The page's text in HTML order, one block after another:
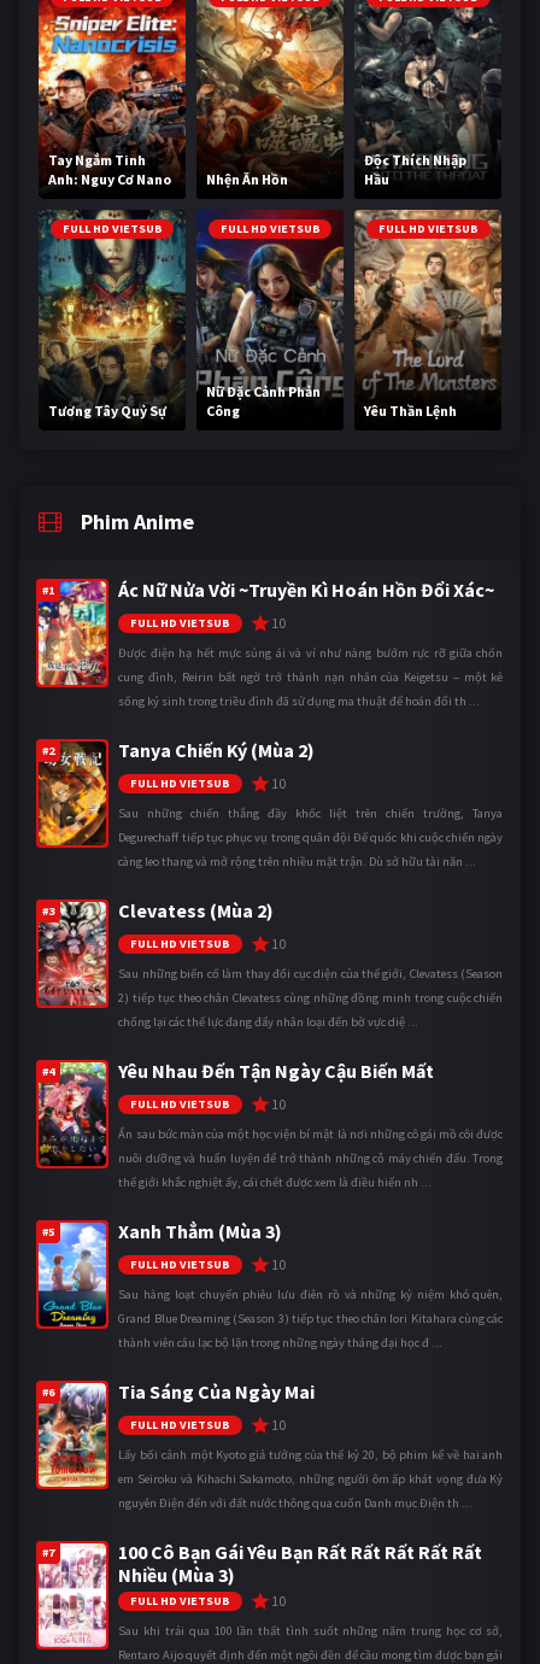
Tay Ngắm Tinh
Anh: Nguy Cơ Nano
Nhện Ăn Hồn
Độc Thích Nhập
Hầu
FULL HD VIETSUB
Tương Tây Quỷ Sự
FULL HD VIETSUB
Nữ Đặc Cảnh Phản
Công
FULL HD VIETSUB
Yêu Thần Lệnh
Phim Anime
#1 Ác Nữ Nửa Vời ~Truyền Kì Hoán Hồn Đổi Xác~
FULL HD VIETSUB 10
Được điện hạ hết mực sủng ái và ví như nàng bướm rực rỡ giữa chốn
cung đình, Reirin bất ngờ trở thành nạn nhân của Keigetsu – một kẻ
sống ký sinh trong triều đình đã sử dụng ma thuật để hoán đổi th ...
#2 Tanya Chiến Ký (Mùa 2)
FULL HD VIETSUB 10
Sau những chiến thắng đầy khốc liệt trên chiến trường, Tanya
Degurechaff tiếp tục phục vụ trong quân đội Đế quốc khi cuộc chiến ngày
càng leo thang và mở rộng trên nhiều mặt trận. Dù sở hữu tài năn ...
#3 Clevatess (Mùa 2)
FULL HD VIETSUB 10
Sau những biến cố làm thay đổi cục diện của thế giới, Clevatess (Season
2) tiếp tục theo chân Clevatess cùng những đồng minh trong cuộc chiến
chống lại các thế lực đang đẩy nhân loại đến bờ vực diệ ...
#4 Yêu Nhau Đến Tận Ngày Cậu Biến Mất
FULL HD VIETSUB 10
Ẩn sau bức màn của một học viện bí mật là nơi những cô gái mồ côi được
nuôi dưỡng và huấn luyện để trở thành những cỗ máy chiến đấu. Trong
thế giới khắc nghiệt ấy, cái chết được xem là điều hiển nh ...
#5 Xanh Thẳm (Mùa 3)
FULL HD VIETSUB 10
Sau hàng loạt chuyến phiêu lưu điên rồ và những kỷ niệm khó quên,
Grand Blue Dreaming (Season 3) tiếp tục theo chân Iori Kitahara cùng các
thành viên câu lạc bộ lặn trong những ngày tháng đại học đ ...
#6 Tia Sáng Của Ngày Mai
FULL HD VIETSUB 10
Lấy bối cảnh một Kyoto giả tưởng của thế kỷ 20, bộ phim kể về hai anh
em Seiroku và Kihachi Sakamoto, những người ôm ấp khát vọng đưa Kỷ
nguyên Điện đến với đất nước thông qua cuốn Danh mục Điện th ...
#7
100 Cô Bạn Gái Yêu Bạn Rất Rất Rất Rất Rất
Nhiều (Mùa 3)
FULL HD VIETSUB 10
Sau khi trải qua 100 lần thất tình suốt những năm trung học cơ sở,
Rentaro Aijo quyết định đến một ngôi đền để cầu mong tìm được bạn gái